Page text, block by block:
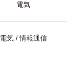
電気
電気 / 情報通信